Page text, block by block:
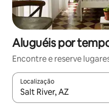
Aluguéis por
Encontre e reserve
Localização
Quando os resultados